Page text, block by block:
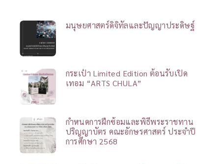
มนุษยศาสตร์ดิจิทัลและปัญญาประดิษฐ์
กระเป๋า Limited Edition ต้อนรับเปิด
เทอม “ARTS CHULA”
กำหนดการฝึกซ้อมและพิธีพระราชทาน
ปริญญาบัตร คณะอักษรศาสตร์ ประจำปี
การศึกษา 2568